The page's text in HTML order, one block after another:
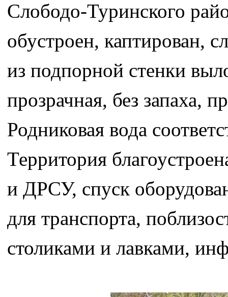
Слободо-Туринского
обустроен, каптирован,
из подпорной стенки
прозрачная, без запаха,
Родниковая вода
Территория
и ДРСУ, спуск
для транспорта,
столиками и лавками,